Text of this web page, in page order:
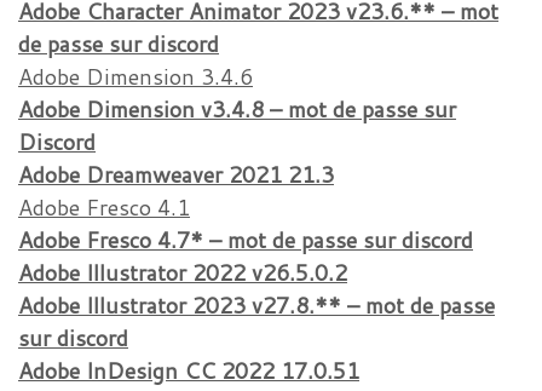
Adobe Character Animator 2023 v23.6.** – mot
de passe sur discord
Adobe Dimension 3.4.6
Adobe Dimension v3.4.8 – mot de passe sur
Discord
Adobe Dreamweaver 2021 21.3
Adobe Fresco 4.1
Adobe Fresco 4.7* – mot de passe sur discord
Adobe Illustrator 2022 v26.5.0.2
Adobe Illustrator 2023 v27.8.** – mot de passe
sur discord
Adobe InDesign CC 2022 17.0.51